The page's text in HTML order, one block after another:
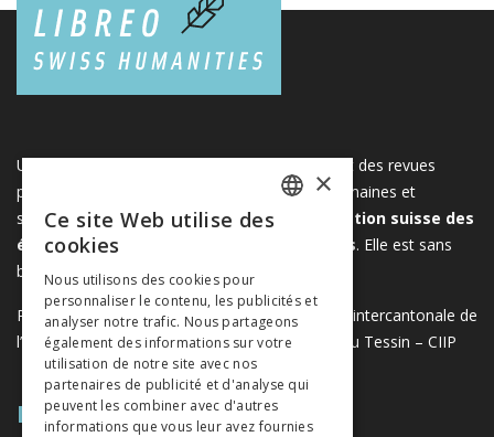
Une plateforme unique regroupant des livres et des revues
publiés par les éditeurs suisses de sciences humaines et
sociales. Libreo.ch est la propriété de l'
Association suisse des
éditeurs de sciences sociales et humaines. Elle est sans
but lucratif.www.editeurssuisses.ch
Projet réalisé avec le soutien de la Conférence intercantonale de
l’instruction publique de la Suisse romande et du Tessin – CIIP
PLAN DU SITE
ITALIAN
×
Ce site Web utilise des
cookies
Nous utilisons des cookies pour
personnaliser le contenu, les publicités et
analyser notre trafic. Nous partageons
également des informations sur votre
utilisation de notre site avec nos
partenaires de publicité et d'analyse qui
peuvent les combiner avec d'autres
informations que vous leur avez fournies